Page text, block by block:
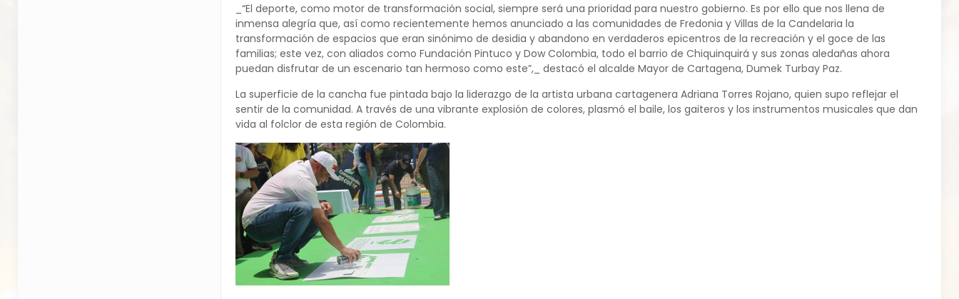
_“El deporte, como motor de transformación social, siempre será una prioridad para nuestro gobierno. Es por ello que nos llena de
inmensa alegría que, así como recientemente hemos anunciado a las comunidades de Fredonia y Villas de la Candelaria la
transformación de espacios que eran sinónimo de desidia y abandono en verdaderos epicentros de la recreación y el goce de las
familias; este vez, con aliados como Fundación Pintuco y Dow Colombia, todo el barrio de Chiquinquirá y sus zonas aledañas ahora
puedan disfrutar de un escenario tan hermoso como este”,_ destacó el alcalde Mayor de Cartagena, Dumek Turbay Paz.
La superficie de la cancha fue pintada bajo la liderazgo de la artista urbana cartagenera Adriana Torres Rojano, quien supo reflejar el
sentir de la comunidad. A través de una vibrante explosión de colores, plasmó el baile, los gaiteros y los instrumentos musicales que dan
vida al folclor de esta región de Colombia.